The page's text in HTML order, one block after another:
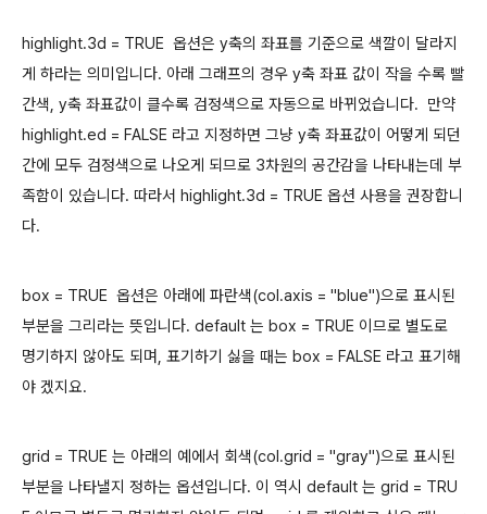
highlight.3d = TRUE 옵션은 y축의 좌표를 기준으로 색깔이 달라지
게 하라는 의미입니다. 아래 그래프의 경우 y축 좌표 값이 작을 수록 빨
간색, y축 좌표값이 클수록 검정색으로 자동으로 바뀌었습니다. 만약
highlight.ed = FALSE 라고 지정하면 그냥 y축 좌표값이 어떻게 되던
간에 모두 검정색으로 나오게 되므로 3차원의 공간감을 나타내는데 부
족함이 있습니다. 따라서 highlight.3d = TRUE 옵션 사용을 권장합니
다.
box = TRUE 옵션은 아래에 파란색(col.axis = "blue")으로 표시된
부분을 그리라는 뜻입니다. default 는 box = TRUE 이므로 별도로
명기하지 않아도 되며, 표기하기 싫을 때는 box = FALSE 라고 표기해
야 겠지요.
grid = TRUE 는 아래의 예에서 회색(col.grid = "gray")으로 표시된
부분을 나타낼지 정하는 옵션입니다. 이 역시 default 는 grid = TRU